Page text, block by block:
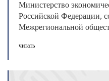
Министерство
Российской Федерации,
Межрегиональной
читать